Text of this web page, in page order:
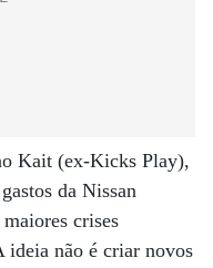
Kait (ex-Kicks Play),
da Nissan
crises
ideia não é criar novos